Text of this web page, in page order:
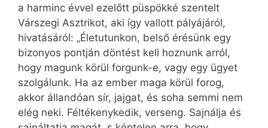
a harminc évvel ezelőtt püspökké szentelt
Várszegi Asztrikot, aki így vallott pályájáról,
hivatásáról: „Életutunkon, belső érésünk egy
bizonyos pontján döntést kell hoznunk arról,
hogy magunk körül forgunk-e, vagy egy ügyet
szolgálunk. Ha az ember maga körül forog,
akkor állandóan sír, jajgat, és soha semmi nem
elég neki. Féltékenykedik, verseng. Sajnálja és